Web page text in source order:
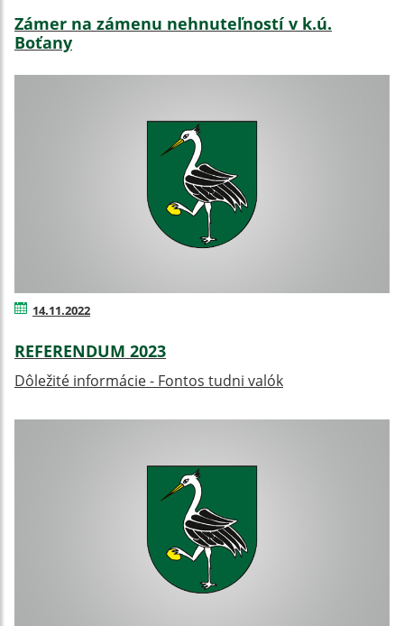
Zámer na zámenu nehnuteľností v k.ú.
Boťany
14.11.2022
REFERENDUM 2023
Dôležité informácie - Fontos tudni valók